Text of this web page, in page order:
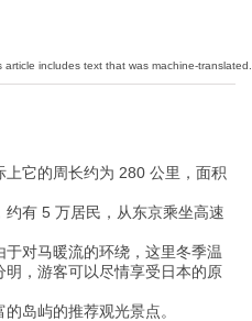
它的周长约为 280 公里，面积
有 5 万居民，从东京乘坐高速
对马暖流的环绕，这里冬季温
，游客可以尽情享受日本的原
岛屿的推荐观光景点。